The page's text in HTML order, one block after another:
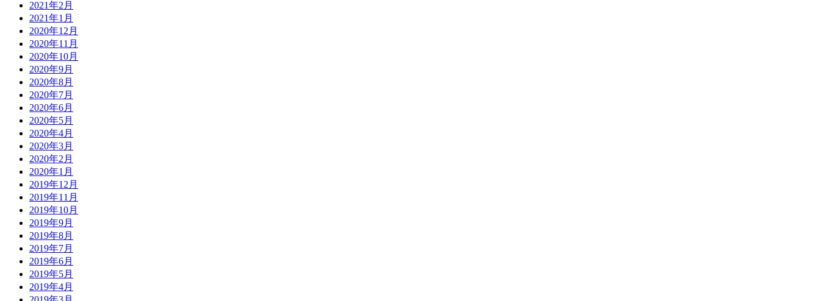
2021年2月
2021年1月
2020年12月
2020年11月
2020年10月
2020年9月
2020年8月
2020年7月
2020年6月
2020年5月
2020年4月
2020年3月
2020年2月
2020年1月
2019年12月
2019年11月
2019年10月
2019年9月
2019年8月
2019年7月
2019年6月
2019年5月
2019年4月